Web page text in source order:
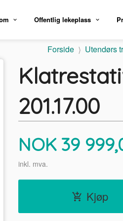
Offentlig lekeplass
Forside Utendørs
Next
201.17.00
Pris
NOK 39
inkl. mva.
Kjøp